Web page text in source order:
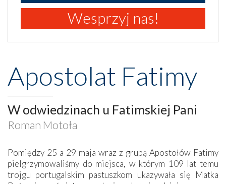
Wesprzyj nas!
Apostolat Fatimy
W odwiedzinach u Fatimskiej Pani
Roman Motoła
Pomiędzy 25 a 29 maja wraz z grupą Apostołów Fatimy
pielgrzymowaliśmy do miejsca, w którym 109 lat temu
trojgu portugalskim pastuszkom ukazywała się Matka